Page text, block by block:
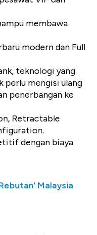
membawa
modern dan Full
teknologi yang
perlu mengisi ulang
penerbangan ke
Retractable
dengan biaya
Malaysia